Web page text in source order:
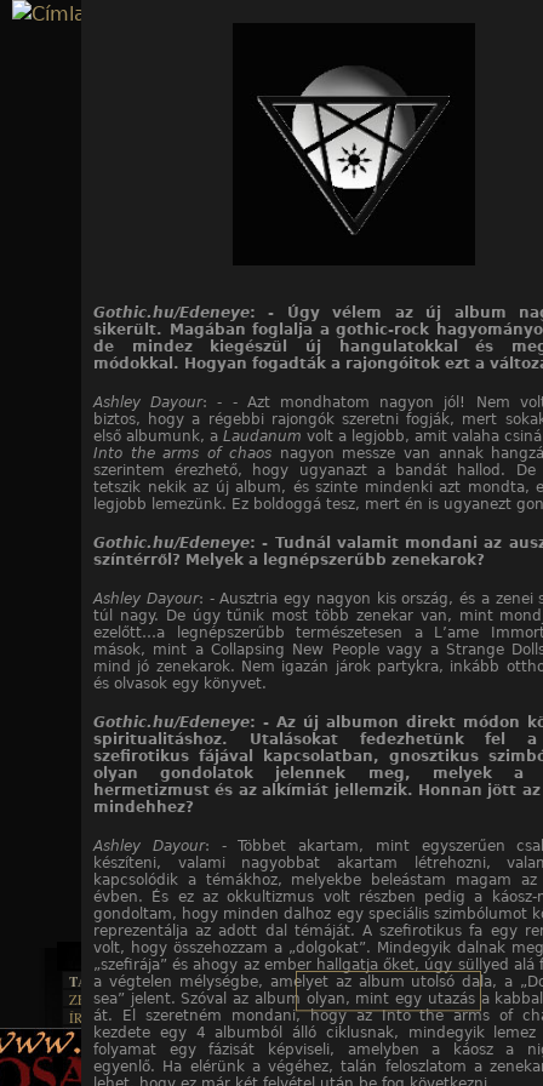
Gothic.hu/Edeneye: - Úgy vélem az új album
sikerült. Magában foglalja a gothic-rock
de mindez kiegészül új hangulatokkal és
módokkal. Hogyan fogadták a rajongóitok ezt a
Ashley Dayour: - - Azt mondhatom nagyon jól! Nem
biztos, hogy a régebbi rajongók szeretni fogják, mert
első albumunk, a Laudanum volt a legjobb, amit valaha
Into the arms of chaosnagyon messze van annak
szerintem érezhető, hogy ugyanazt a bandát hallod.
tetszik nekik az új album, és szinte mindenki azt mondta,
legjobb lemezünk. Ez boldoggá tesz, mert én is ugyanezt
Gothic.hu/Edeneye: - Tudnál valamit mondani az
színtérről? Melyek a legnépszerűbb zenekarok?
Ashley Dayour: - Ausztria egy nagyon kis ország, és a zenei
túl nagy. De úgy tűnik most több zenekar van, mint
ezelőtt…a legnépszerűbb természetesen a L’ame
mások, mint a Collapsing New People vagy a Strange
mind jó zenekarok. Nem igazán járok partykra, inkább
és olvasok egy könyvet.
Gothic.hu/Edeneye: - Az új albumon direkt módon
spiritualitáshoz. Utalásokat fedezhetünk fel a
szefirotikus fájával kapcsolatban, gnosztikus
olyan gondolatok jelennek meg, melyek a
hermetizmust és az alkímiát jellemzik. Honnan jött
mindehhez?
Ashley Dayour: - Többet akartam, mint egyszerűen
készíteni, valami nagyobbat akartam létrehozni,
kapcsolódik a témákhoz, melyekbe beleástam magam
évben. És ez az okkultizmus volt részben pedig a káosz-
gondoltam, hogy minden dalhoz egy speciális szimbólumot
reprezentálja az adott dal témáját. A szefirotikus fa egy
volt, hogy összehozzam a „dolgokat”. Mindegyik dalnak
„szefirája” és ahogy az ember hallgatja őket, úgy süllyed alá
a végtelen mélységbe, amelyet az album utolsó dala, a
sea” jelent. Szóval az album olyan, mint egy utazás a
át. El szeretném mondani, hogy az Into the arms of
kezdete egy 4 albumból álló ciklusnak, mindegyik lemez
folyamat egy fázisát képviseli, amelyben a káosz a
egyenlő. Ha elérünk a végéhez, talán feloszlatom a
TAJTÉKOS LAPOK
ZENE
EGYÜTTESEK
INTERJÚK
FORDÍTÁSOK
ÍRÁSOK
IRODALOM
FILM
BOSZORKÁNYKONYHA
FEKETE HUMOR
KÉPES